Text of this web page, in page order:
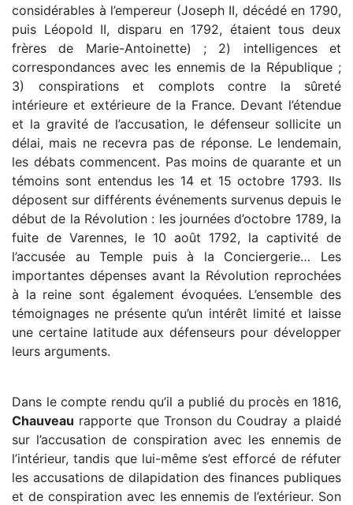
considérables à l’empereur (Joseph II, décédé en 1790,
puis Léopold II, disparu en 1792, étaient tous deux
frères de Marie-Antoinette) ; 2) intelligences et
correspondances avec les ennemis de la République ;
3) conspirations et complots contre la sûreté
intérieure et extérieure de la France. Devant l’étendue
et la gravité de l’accusation, le défenseur sollicite un
délai, mais ne recevra pas de réponse. Le lendemain,
les débats commencent. Pas moins de quarante et un
témoins sont entendus les 14 et 15 octobre 1793. Ils
déposent sur différents événements survenus depuis le
début de la Révolution : les journées d’octobre 1789, la
fuite de Varennes, le 10 août 1792, la captivité de
l’accusée au Temple puis à la Conciergerie… Les
importantes dépenses avant la Révolution reprochées
à la reine sont également évoquées. L’ensemble des
témoignages ne présente qu’un intérêt limité et laisse
une certaine latitude aux défenseurs pour développer
leurs arguments.
Dans le compte rendu qu’il a publié du procès en 1816,
Chauveau rapporte que Tronson du Coudray a plaidé
sur l’accusation de conspiration avec les ennemis de
l’intérieur, tandis que lui-même s’est efforcé de réfuter
les accusations de dilapidation des finances publiques
et de conspiration avec les ennemis de l’extérieur. Son